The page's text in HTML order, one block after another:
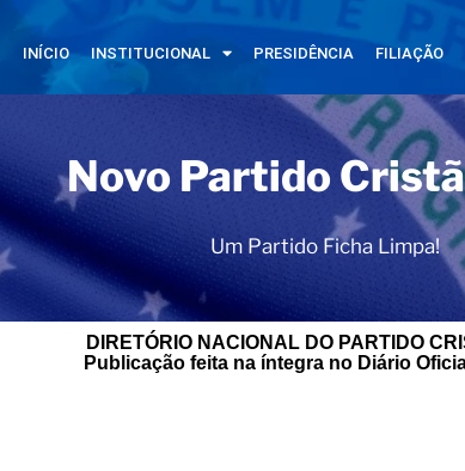
INÍCIO INSTITUCIONAL PRESIDÊNCIA FILIAÇÃO
Novo Partido
Um Partido Ficha Limpa!
DIRETÓRIO NACIONAL DO PARTIDO
Publicação feita na íntegra no Diário